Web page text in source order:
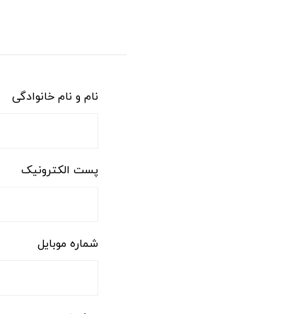
نام و نام خانوادگی
پست الکترونیک
شماره موبایل